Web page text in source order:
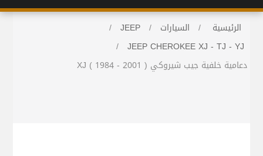
الرئيسية / السيارات /
JEEP
/
JEEP CHEROKEE XJ - TJ - YJ
/
دعامية خلفية جيب شيروكي XJ ( 1984 - 2001 )